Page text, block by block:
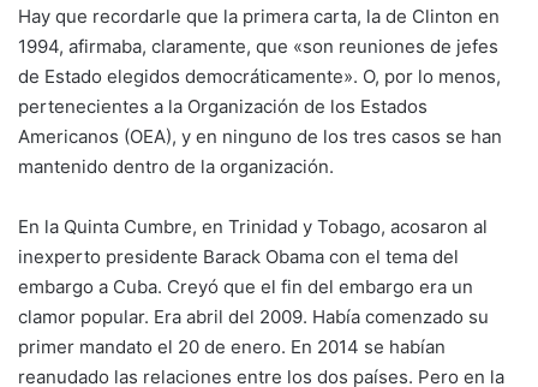
Hay que recordarle que la primera carta, la de Clinton en
1994, afirmaba, claramente, que «son reuniones de jefes
de Estado elegidos democráticamente». O, por lo menos,
pertenecientes a la Organización de los Estados
Americanos (OEA), y en ninguno de los tres casos se han
mantenido dentro de la organización.
En la Quinta Cumbre, en Trinidad y Tobago, acosaron al
inexperto presidente Barack Obama con el tema del
embargo a Cuba. Creyó que el fin del embargo era un
clamor popular. Era abril del 2009. Había comenzado su
primer mandato el 20 de enero. En 2014 se habían
reanudado las relaciones entre los dos países. Pero en la